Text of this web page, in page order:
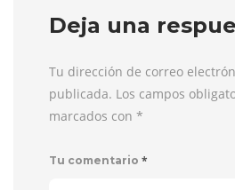
Deja una
Tu dirección de correo
publicada. Los campos
marcados con *
Tu comentario *